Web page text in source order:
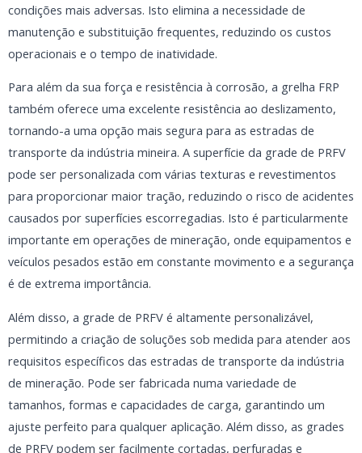
condições mais adversas. Isto elimina a necessidade de
manutenção e substituição frequentes, reduzindo os custos
operacionais e o tempo de inatividade.
Para além da sua força e resistência à corrosão, a grelha FRP
também oferece uma excelente resistência ao deslizamento,
tornando-a uma opção mais segura para as estradas de
transporte da indústria mineira. A superfície da grade de PRFV
pode ser personalizada com várias texturas e revestimentos
para proporcionar maior tração, reduzindo o risco de acidentes
causados por superfícies escorregadias. Isto é particularmente
importante em operações de mineração, onde equipamentos e
veículos pesados estão em constante movimento e a segurança
é de extrema importância.
Além disso, a grade de PRFV é altamente personalizável,
permitindo a criação de soluções sob medida para atender aos
requisitos específicos das estradas de transporte da indústria
de mineração. Pode ser fabricada numa variedade de
tamanhos, formas e capacidades de carga, garantindo um
ajuste perfeito para qualquer aplicação. Além disso, as grades
de PRFV podem ser facilmente cortadas, perfuradas e